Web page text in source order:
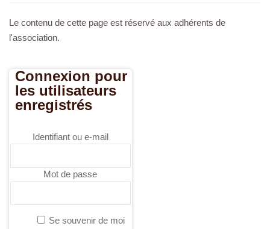
Le contenu de cette page est réservé aux adhérents de
l'association.
Connexion pour
les utilisateurs
enregistrés
Identifiant ou e-mail
Mot de passe
Se souvenir de moi